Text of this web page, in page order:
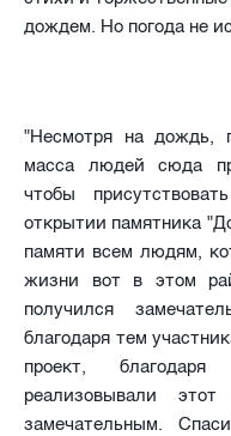
дождем. Но погода не
"Несмотря на дождь,
масса людей сюда
чтобы
открытии памятника
памяти всем людям,
жизни вот в этом
получился
благодаря тем
проект,
реализовывали
замечательным.